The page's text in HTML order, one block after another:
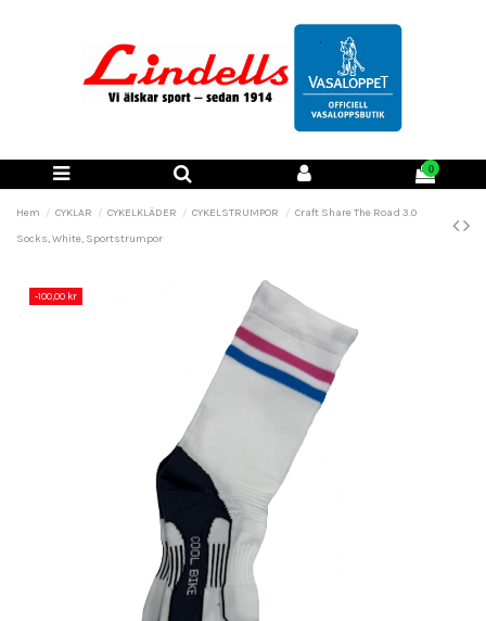
0
Hem CYKLAR CYKELKLÄDER CYKELSTRUMPOR
Craft Share The Road 3.0
Socks, White, Sportstrumpor
-100,00 kr